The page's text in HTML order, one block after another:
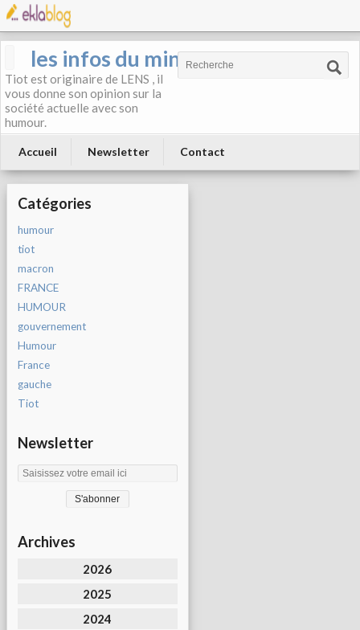
les infos du mineur
Tiot est originaire de LENS , il
vous donne son opinion sur la
société actuelle avec son
humour.
Accueil Newsletter Contact
Catégories
humour
tiot
macron
FRANCE
HUMOUR
gouvernement
Humour
France
gauche
Tiot
Newsletter
Archives
2026
2025
2024